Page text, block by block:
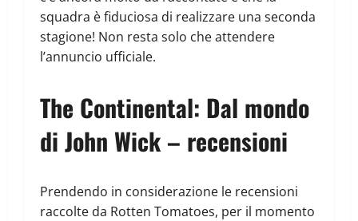
squadra è fiduciosa di realizzare una seconda
stagione! Non resta solo che attendere
l’annuncio ufficiale.
The Continental: Dal mondo
di John Wick – recensioni
Prendendo in considerazione le recensioni
raccolte da Rotten Tomatoes, per il momento